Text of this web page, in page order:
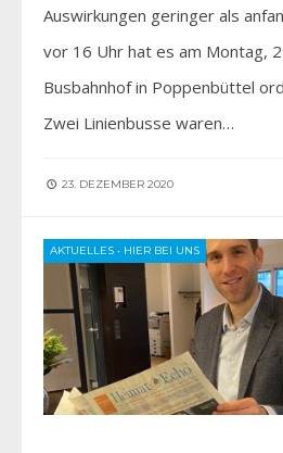
Auswirkungen geringer als
vor 16 Uhr hat es am Montag,
Busbahnhof in Poppenbüttel
Zwei Linienbusse waren…
23. DEZEMBER 2020
AKTUELLES • HIER BEI UNS